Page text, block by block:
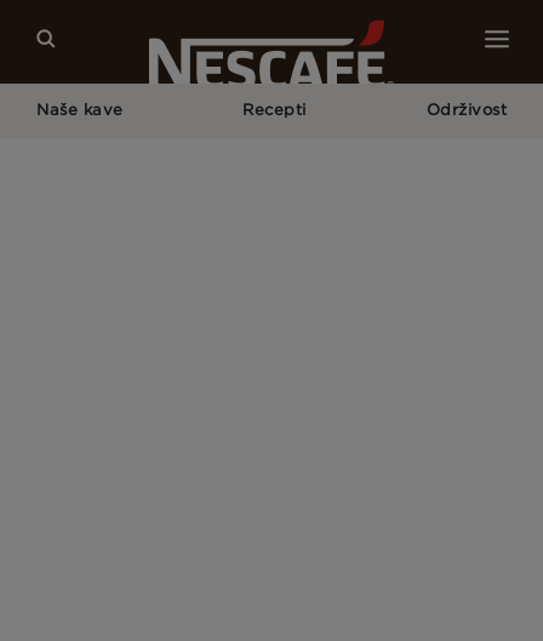
Naše kave Recepti Održivost